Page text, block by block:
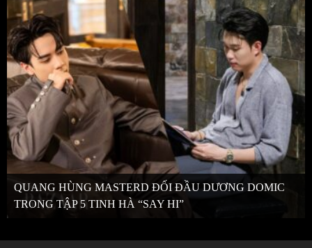
QUANG HÙNG MASTERD ĐỐI ĐẦU DƯƠNG DOMIC
TRONG TẬP 5 TINH HÀ “SAY HI”